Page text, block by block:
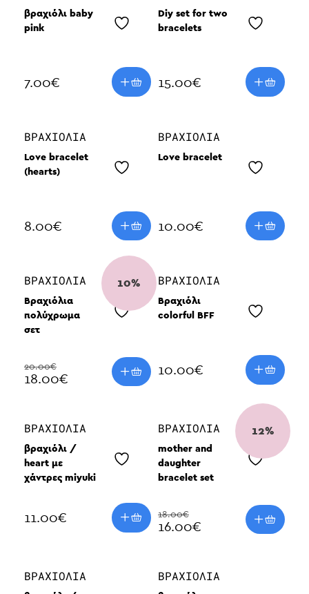
βραχιόλι baby
pink
7.00€
Diy set for two
bracelets
15.00€
ΒΡΑΧΙΌΛΙΑ
Love bracelet
(hearts)
8.00€
ΒΡΑΧΙΌΛΙΑ
Love bracelet
10.00€
10%
ΒΡΑΧΙΌΛΙΑ
Βραχιόλια
πολύχρωμα
σετ
20.00€
18.00€
ΒΡΑΧΙΌΛΙΑ
Βραχιόλι
colorful BFF
10.00€
ΒΡΑΧΙΌΛΙΑ
βραχιόλι /
heart με
χάντρες miyuki
11.00€
12%
ΒΡΑΧΙΌΛΙΑ
mother and
daughter
bracelet set
18.00€
16.00€
ΒΡΑΧΙΌΛΙΑ ΒΡΑΧΙΌΛΙΑ